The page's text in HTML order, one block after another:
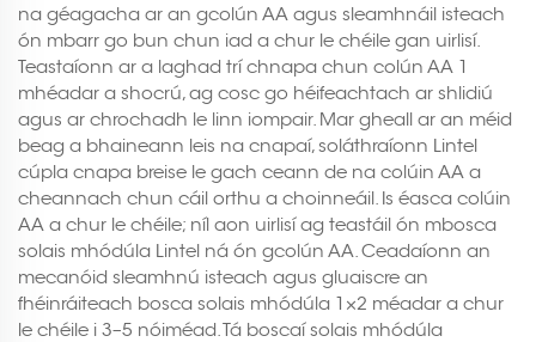
na géagacha ar an gcolún AA agus sleamhnáil isteach
ón mbarr go bun chun iad a chur le chéile gan uirlisí.
Teastaíonn ar a laghad trí chnapa chun colún AA 1
mhéadar a shocrú, ag cosc go héifeachtach ar shlidiú
agus ar chrochadh le linn iompair. Mar gheall ar an méid
beag a bhaineann leis na cnapaí, soláthraíonn Lintel
cúpla cnapa breise le gach ceann de na colúin AA a
cheannach chun cáil orthu a choinneáil. Is éasca colúin
AA a chur le chéile; níl aon uirlisí ag teastáil ón mbosca
solais mhódúla Lintel ná ón gcolún AA. Ceadaíonn an
mecanóid sleamhnú isteach agus gluaiscre an
fhéinráiteach bosca solais mhódúla 1×2 méadar a chur
le chéile i 3–5 nóiméad. Tá boscaí solais mhódúla